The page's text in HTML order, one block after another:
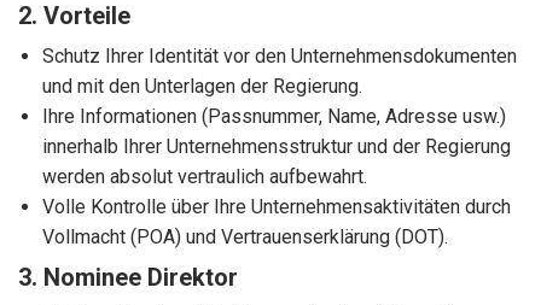
2. Vorteile
Schutz Ihrer Identität vor den Unternehmensdokumenten
und mit den Unterlagen der Regierung.
Ihre Informationen (Passnummer, Name, Adresse usw.)
innerhalb Ihrer Unternehmensstruktur und der Regierung
werden absolut vertraulich aufbewahrt.
Volle Kontrolle über Ihre Unternehmensaktivitäten durch
Vollmacht (POA) und Vertrauenserklärung (DOT).
3. Nominee Direktor